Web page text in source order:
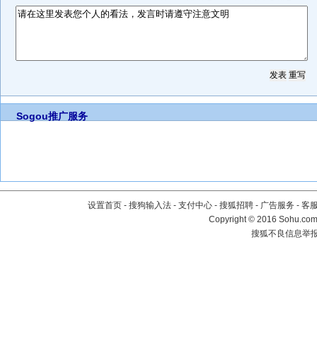
Sogou推广服务
设置首页 - 搜狗输入法 - 支付中心 - 搜狐招聘 - 广告服务 - 客
Copyright©2016
搜狐不良信息举